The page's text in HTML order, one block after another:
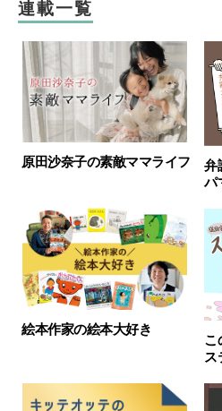
連載一覧
原田沙奈子の素敵ママライフ
弁
パ
絵本作家の絵本大好き
こ
ス